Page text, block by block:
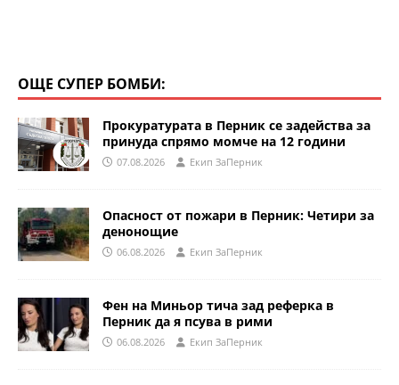
ОЩЕ СУПЕР БОМБИ:
Прокуратурата в Перник се задейства за
принуда спрямо момче на 12 години
07.08.2026 Eкип ЗаПерник
Опасност от пожари в Перник: Четири за
денонощие
06.08.2026 Eкип ЗаПерник
Фен на Миньор тича зад реферка в
Перник да я псува в рими
06.08.2026 Eкип ЗаПерник